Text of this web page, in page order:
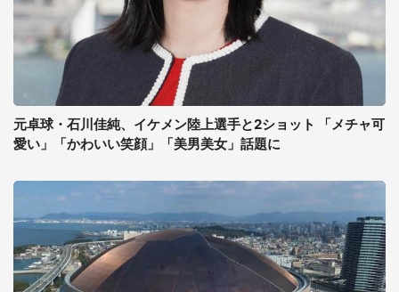
元卓球・石川佳純、イケメン陸上選手と2ショット 「メチャ可
愛い」「かわいい笑顔」「美男美女」話題に